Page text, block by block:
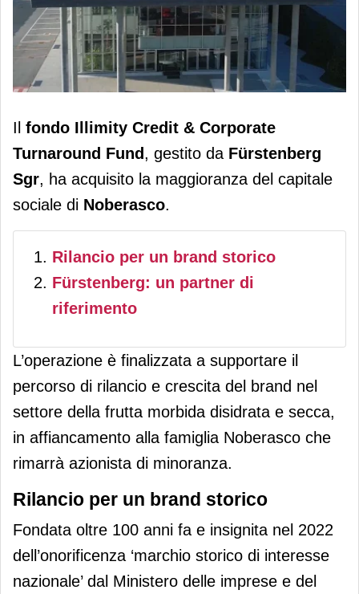
Noberasco: Fürstenberg diventa
socio di maggioranza con il fondo Icct
Il fondo Illimity Credit & Corporate
Turnaround Fund, gestito da Fürstenberg
Sgr, ha acquisito la maggioranza del capitale
sociale di Noberasco.
Rilancio per un brand storico
Fürstenberg: un partner di
riferimento
L’operazione è finalizzata a supportare il
percorso di rilancio e crescita del brand nel
settore della frutta morbida disidrata e secca,
in affiancamento alla famiglia Noberasco che
rimarrà azionista di minoranza.
Rilancio per un brand storico
Fondata oltre 100 anni fa e insignita nel 2022
dell’onorificenza ‘marchio storico di interesse
nazionale’ dal Ministero delle imprese e del